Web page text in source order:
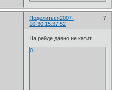
Поделиться 7
2007-
10-30 15:37:52
На рейде давно не катит
0